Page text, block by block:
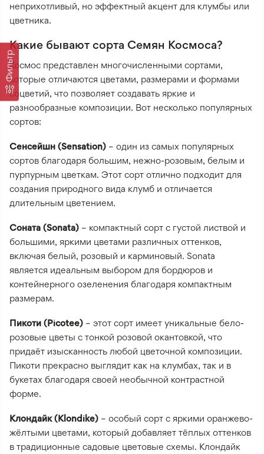
Фильтр
неприхотливый, но эффектный акцент для клумбы или
цветника.
Какие бывают сорта Семян Космоса?
Космос представлен многочисленными сортами,
которые отличаются цветами, размерами и формами
соцветий, что позволяет создавать яркие и
разнообразные композиции. Вот несколько популярных
сортов:
Сенсейшн (Sensation) – один из самых популярных
сортов благодаря большим, нежно-розовым, белым и
пурпурным цветкам. Этот сорт отлично подходит для
создания природного вида клумб и отличается
длительным цветением.
Соната (Sonata) – компактный сорт с густой листвой и
большими, яркими цветами различных оттенков,
включая белый, розовый и карминовый. Sonata
является идеальным выбором для бордюров и
контейнерного озеленения благодаря компактным
размерам.
Пикоти (Picotee) – этот сорт имеет уникальные бело-
розовые цветы с тонкой розовой окантовкой, что
придаёт изысканность любой цветочной композиции.
Пикоти прекрасно выглядит как на клумбах, так и в
букетах благодаря своей необычной контрастной
форме.
Клондайк (Klondike) – особый сорт с яркими оранжево-
жёлтыми цветами, который добавляет тёплых оттенков
в традиционные садовые цветовые схемы. Клондайк